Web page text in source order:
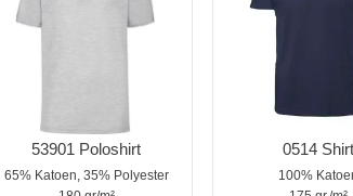
53901 Poloshirt
65% Katoen, 35% Polyester
0514 Shirt
100%